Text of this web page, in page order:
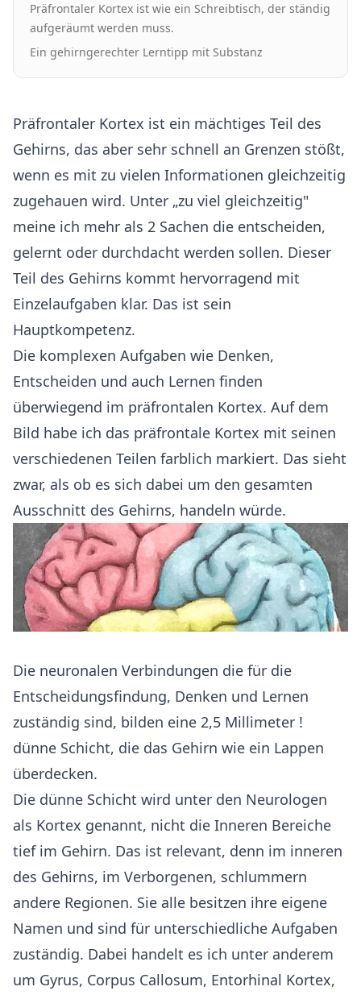
Präfrontaler Kortex ist wie ein Schreibtisch, der ständig
aufgeräumt werden muss.
Ein gehirngerechter Lerntipp mit Substanz
Präfrontaler Kortex ist ein mächtiges Teil des
Gehirns, das aber sehr schnell an Grenzen stößt,
wenn es mit zu vielen Informationen gleichzeitig
zugehauen wird. Unter „zu viel gleichzeitig"
meine ich mehr als 2 Sachen die entscheiden,
gelernt oder durchdacht werden sollen. Dieser
Teil des Gehirns kommt hervorragend mit
Einzelaufgaben klar. Das ist sein
Hauptkompetenz.
Die komplexen Aufgaben wie Denken,
Entscheiden und auch Lernen finden
überwiegend im präfrontalen Kortex. Auf dem
Bild habe ich das präfrontale Kortex mit seinen
verschiedenen Teilen farblich markiert. Das sieht
zwar, als ob es sich dabei um den gesamten
Ausschnitt des Gehirns, handeln würde.
Die neuronalen Verbindungen die für die
Entscheidungsfindung, Denken und Lernen
zuständig sind, bilden eine 2,5 Millimeter !
dünne Schicht, die das Gehirn wie ein Lappen
überdecken.
Die dünne Schicht wird unter den Neurologen
als Kortex genannt, nicht die Inneren Bereiche
tief im Gehirn. Das ist relevant, denn im inneren
des Gehirns, im Verborgenen, schlummern
andere Regionen. Sie alle besitzen ihre eigene
Namen und sind für unterschiedliche Aufgaben
zuständig. Dabei handelt es ich unter anderem
um Gyrus, Corpus Callosum, Entorhinal Kortex,